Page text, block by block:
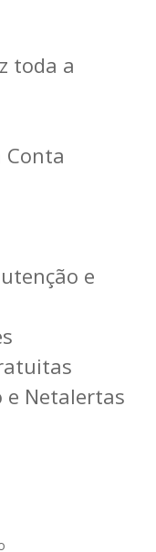
toda a
Conta
e
e Netalertas